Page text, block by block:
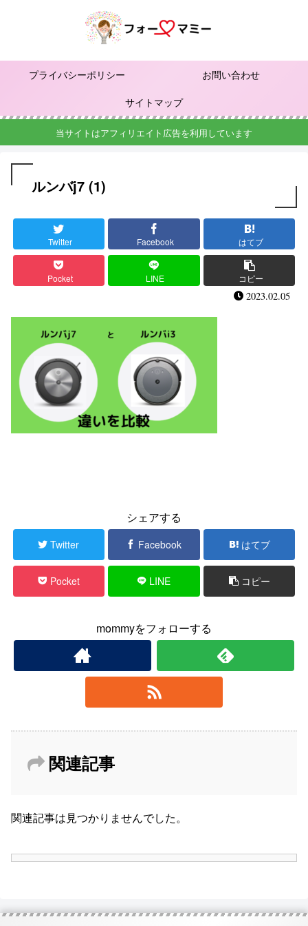
プライバシーポリシー
お問い合わせ
サイトマップ
当サイトはアフィリエイト広告を利用しています
ルンバj7 (1)
Twitter Facebook はてブ
Pocket LINE コピー
2023.02.05
シェアする
Twitter Facebook はてブ
Pocket LINE コピー
mommyをフォローする
関連記事
関連記事は見つかりませんでした。